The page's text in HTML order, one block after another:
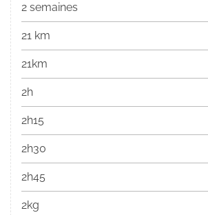
2 semaines
21 km
21km
2h
2h15
2h30
2h45
2kg